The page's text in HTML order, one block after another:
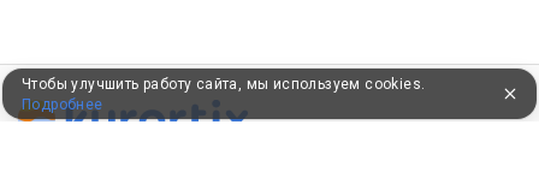
Чтобы улучшить работу сайта, мы используем cookies.
Подробнее